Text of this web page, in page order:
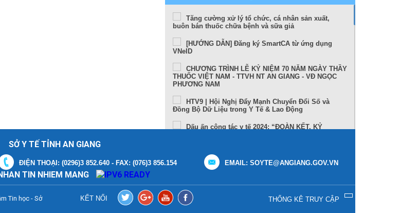
Tăng cường xử lý tổ chức, cá nhân sản xuất,
buôn bán thuốc chữa bệnh và sữa giả
[HƯỚNG DẪN] Đăng ký SmartCA từ ứng dụng
VNeID
CHƯƠNG TRÌNH LỄ KỶ NIỆM 70 NĂM NGÀY THẦY
THUỐC VIỆT NAM - TTVH NT AN GIANG - VĐ NGỌC
PHƯƠNG NAM
HTV9 | Hội Nghị Đẩy Mạnh Chuyển Đổi Số và
Đồng Bộ Dữ Liệu trong Y Tế & Lao Động
Dấu ấn công tác y tế 2024: “ĐOÀN KẾT, KỶ
Tọa đàm Bệnh lý đột quỵ thực trạng tại An Giang
TUẦN LỄ THẾ GIỚI NUÔI CON BẰNG SỮA MẸ (1 –
7/8/2024)
SỞ Y TẾ TỈNH AN GIANG
ĐIỆN THOẠI: (0296)3 852.640 - FAX: (076)3 856.154 EMAIL: SOYTE@ANGIANG.GOV.VN
Tin học - Sở
KẾT NỐI THỐNG KÊ TRUY CẬP